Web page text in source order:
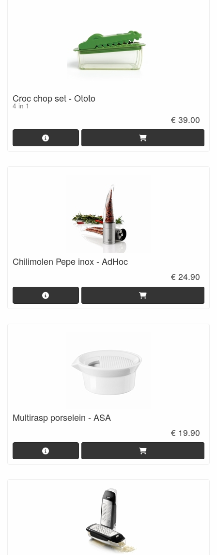
Croc chop set - Ototo
4 in 1
€ 39.00
Chilimolen Pepe inox - AdHoc
€ 24.90
Multirasp porselein - ASA
€ 19.90